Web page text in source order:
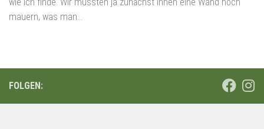
mauern, was man...
FOLGEN: